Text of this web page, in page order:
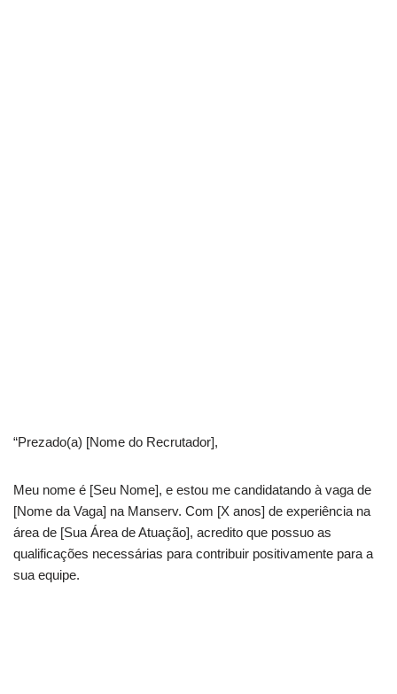
“Prezado(a) [Nome do Recrutador],
Meu nome é [Seu Nome], e estou me candidatando à vaga de
[Nome da Vaga] na Manserv. Com [X anos] de experiência na
área de [Sua Área de Atuação], acredito que possuo as
qualificações necessárias para contribuir positivamente para a
sua equipe.